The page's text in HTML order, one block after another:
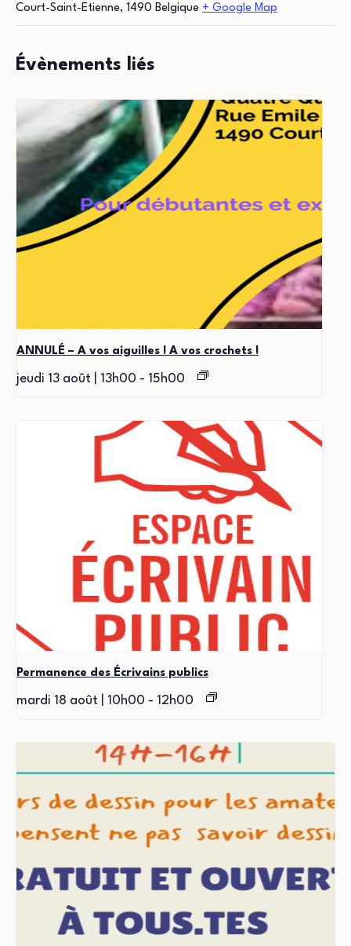
Court-Saint-Etienne, 1490 Belgique + Google Map
Évènements liés
ANNULÉ – A vos aiguilles ! A vos crochets !
jeudi 13 août | 13h00 - 15h00
Permanence des Écrivains publics
mardi 18 août | 10h00 - 12h00